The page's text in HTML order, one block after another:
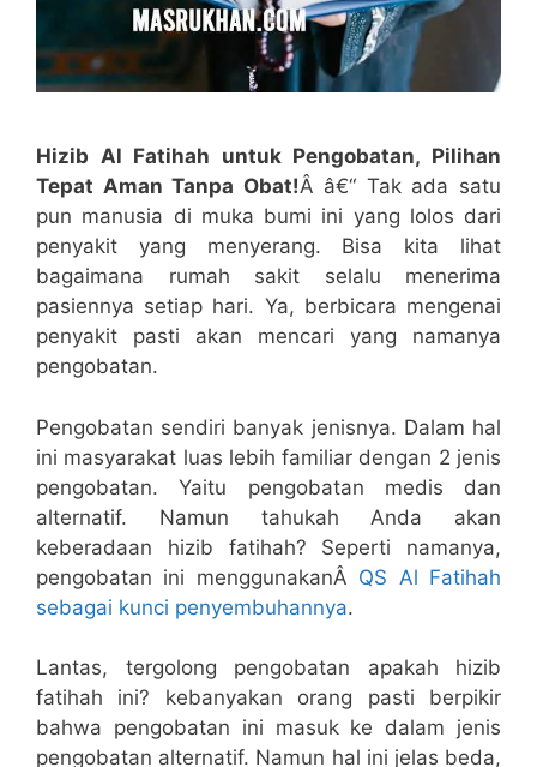
Hizib Al Fatihah untuk Pengobatan, Pilihan
Tepat Aman Tanpa Obat!Â â€“ Tak ada satu
pun manusia di muka bumi ini yang lolos dari
penyakit yang menyerang. Bisa kita lihat
bagaimana rumah sakit selalu menerima
pasiennya setiap hari. Ya, berbicara mengenai
penyakit pasti akan mencari yang namanya
pengobatan.
Pengobatan sendiri banyak jenisnya. Dalam hal
ini masyarakat luas lebih familiar dengan 2 jenis
pengobatan. Yaitu pengobatan medis dan
alternatif. Namun tahukah Anda akan
keberadaan hizib fatihah? Seperti namanya,
pengobatan ini menggunakanÂ QS Al Fatihah
sebagai kunci penyembuhannya.
Lantas, tergolong pengobatan apakah hizib
fatihah ini? kebanyakan orang pasti berpikir
bahwa pengobatan ini masuk ke dalam jenis
pengobatan alternatif. Namun hal ini jelas beda,